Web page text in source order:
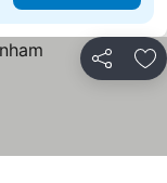
Partilhar